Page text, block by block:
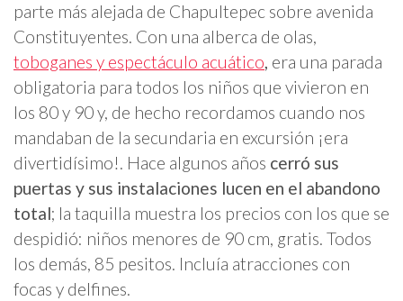
parte más alejada de Chapultepec sobre avenida
Constituyentes. Con una alberca de olas,
toboganes y espectáculo acuático, era una parada
obligatoria para todos los niños que vivieron en
los 80 y 90 y, de hecho recordamos cuando nos
mandaban de la secundaria en excursión ¡era
divertidísimo!. Hace algunos años cerró sus
puertas y sus instalaciones lucen en el abandono
total; la taquilla muestra los precios con los que se
despidió: niños menores de 90 cm, gratis. Todos
los demás, 85 pesitos. Incluía atracciones con
focas y delfines.